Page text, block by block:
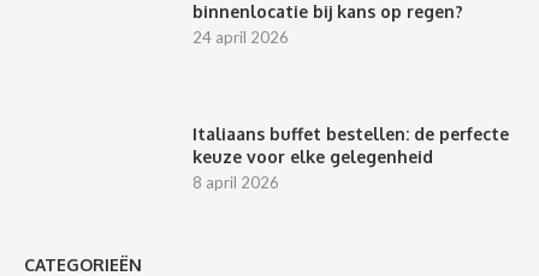
binnenlocatie bij kans op regen?
24 april 2026
Italiaans buffet bestellen: de perfecte
keuze voor elke gelegenheid
8 april 2026
CATEGORIEËN